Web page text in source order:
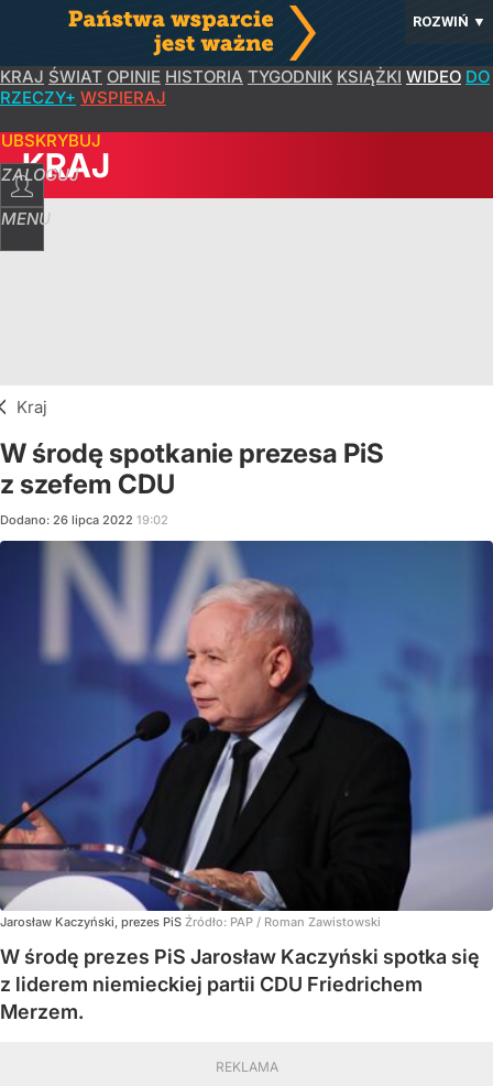
ROZWIŃ ▼
KRAJ ŚWIAT OPINIE HISTORIA TYGODNIK KSIĄŻKI WIDEO DO
RZECZY+ WSPIERAJ
ZALOGUJ
MENU
KRAJ
Kraj
W środę spotkanie prezesa PiS
z szefem CDU
Dodano: 26 lipca 2022 19:02
Jarosław Kaczyński, prezes PiS Źródło: PAP / Roman Zawistowski
W środę prezes PiS Jarosław Kaczyński spotka się
z liderem niemieckiej partii CDU Friedrichem
Merzem.